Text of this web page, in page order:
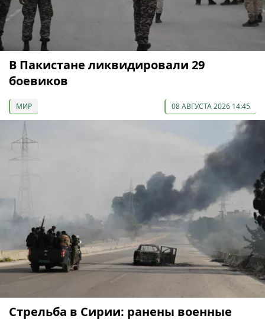
В Пакистане ликвидировали 29
боевиков
МИР 08 АВГУСТА 2026 14:45
Стрельба в Сирии: ранены военные